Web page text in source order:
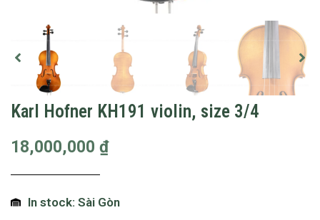
Karl Hofner KH191 violin, size 3/4
18,000,000 ₫
In stock: Sài Gòn